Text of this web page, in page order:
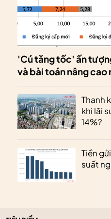
'Cú tăng tốc' ấn
và bài toán nâng cao
Thanh
khi lãi
14%?
Tiền
suất